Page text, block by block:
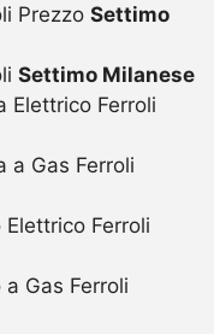
Prezzo Settimo
Settimo Milanese
Elettrico Ferroli
a Gas Ferroli
Ferroli
Gas Ferroli